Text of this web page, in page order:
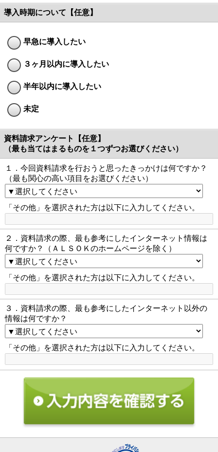
導入時期について【任意】
早急に導入したい
３ヶ月以内に導入したい
半年以内に導入したい
未定
資料請求アンケート【任意】
（最も当てはまるものを１つずつお選びください）
１．今回資料請求を行おうと思ったきっかけは何ですか？
（最も関心の高い項目をお選びください）
「その他」を選択された方は以下に入力してください。
２．資料請求の際、最も参考にしたインターネット情報は
何ですか？（ＡＬＳＯＫのホームページを除く）
「その他」を選択された方は以下に入力してください。
３．資料請求の際、最も参考にしたインターネット以外の
情報は何ですか？
「その他」を選択された方は以下に入力してください。